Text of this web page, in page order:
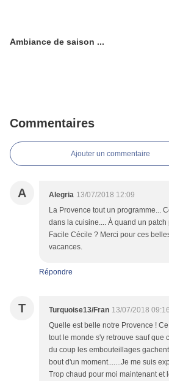
Ambiance de saison ...
Commentaires
Ajouter un commentaire
A Alegria 13/07/2018 12:09
La Provence tout un programme...
dans la cuisine.... À quand un
Facile Cécile ? Merci pour ces
vacances.
Répondre
T Turquoise13/Fran 13/07/2018 09:16
Quelle est belle notre Provence !
tout le monde s'y retrouve sauf que
du coup les embouteillages
bout d'un moment.......Je me suis
Trop chaud pour moi maintenant et